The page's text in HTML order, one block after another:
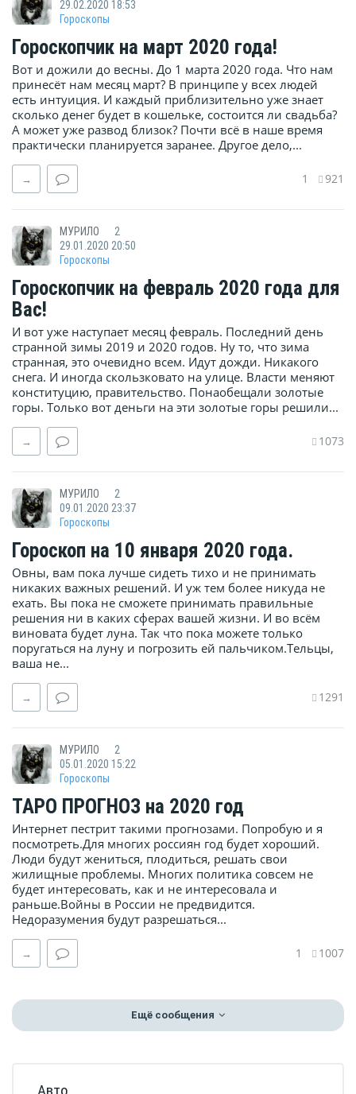
29.02.2020 18:53
Гороскопы
Гороскопчик на март 2020 года!
Вот и дожили до весны. До 1 марта 2020 года. Что нам
принесёт нам месяц март? В принципе у всех людей
есть интуиция. И каждый приблизительно уже знает
сколько денег будет в кошельке, состоится ли свадьба?
А может уже развод близок? Почти всё в наше время
практически планируется заранее. Другое дело,...
→ 1 921
МУРИЛО
2
29.01.2020 20:50
Гороскопы
Гороскопчик на февраль 2020 года для
Вас!
И вот уже наступает месяц февраль. Последний день
странной зимы 2019 и 2020 годов. Ну то, что зима
странная, это очевидно всем. Идут дожди. Никакого
снега. И иногда скользковато на улице. Власти меняют
конституцию, правительство. Понаобещали золотые
горы. Только вот деньги на эти золотые горы решили...
→ 1073
МУРИЛО
2
09.01.2020 23:37
Гороскопы
Гороскоп на 10 января 2020 года.
Овны, вам пока лучше сидеть тихо и не принимать
никаких важных решений. И уж тем более никуда не
ехать. Вы пока не сможете принимать правильные
решения ни в каких сферах вашей жизни. И во всём
виновата будет луна. Так что пока можете только
поругаться на луну и погрозить ей пальчиком.Тельцы,
ваша не...
→ 1291
МУРИЛО
2
05.01.2020 15:22
Гороскопы
ТАРО ПРОГНОЗ на 2020 год
Интернет пестрит такими прогнозами. Попробую и я
посмотреть.Для многих россиян год будет хороший.
Люди будут жениться, плодиться, решать свои
жилищные проблемы. Многих политика совсем не
будет интересовать, как и не интересовала и
раньше.Войны в России не предвидится.
Недоразумения будут разрешаться...
→ 1 1007
Ещё сообщения